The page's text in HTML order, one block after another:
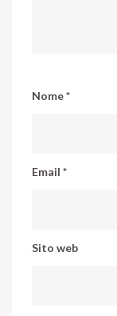
Nome*
Email *
Sito web